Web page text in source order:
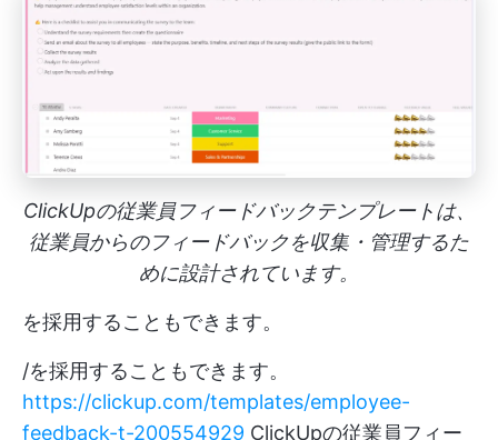
ClickUpの従業員フィードバックテンプレートは、
従業員からのフィードバックを収集・管理するた
めに設計されています。
を採用することもできます。
/を採用することもできます。
https://clickup.com/templates/employee-
feedback-t-200554929 ClickUpの従業員フィー